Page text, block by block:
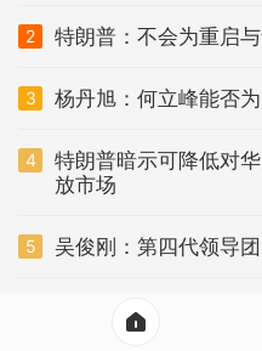
2 特朗普：不会为重启
3 杨丹旭：何立峰能否
4
特朗普暗示可降低对
放市场
5 吴俊刚：第四代领导
中美瑞士破冰会议10